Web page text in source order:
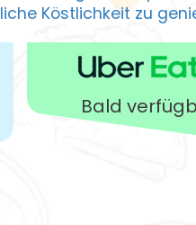
Köstlichkeit zu
Bald